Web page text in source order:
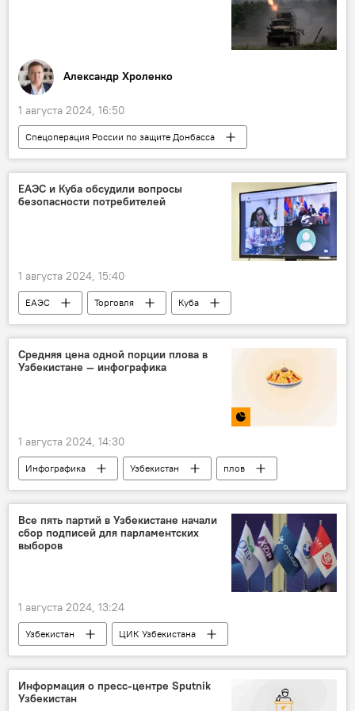
Александр Хроленко
1 августа 2024, 16:50
Спецоперация России по защите Донбасса
Россия
Минобороны РФ
ДНР
ЛНР
СВО
ЕАЭС и Куба обсудили вопросы
безопасности потребителей
1 августа 2024, 15:40
ЕАЭС Торговля
Куба
потребители
безопасность права
Средняя цена одной порции плова в
Узбекистане — инфографика
1 августа 2024, 14:30
Инфографика Узбекистан
плов
индекс плова
Ташкент
Бухарская область
Наманганская область
Все пять партий в Узбекистане начали
сбор подписей для парламентских
выборов
1 августа 2024, 13:24
Узбекистан
ЦИК Узбекистана
парламентские выборы
Общество
Политика
Информация о пресс-центре Sputnik
Узбекистан